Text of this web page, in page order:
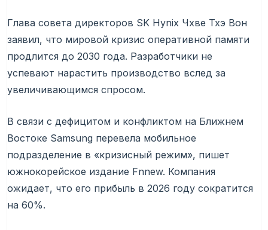
Глава совета директоров SK Hynix Чхве Тхэ Вон
заявил, что мировой кризис оперативной памяти
продлится до 2030 года. Разработчики не
успевают нарастить производство вслед за
увеличивающимся спросом.
В связи с дефицитом и конфликтом на Ближнем
Востоке Samsung перевела мобильное
подразделение в «кризисный режим», пишет
южнокорейское издание Fnnew. Компания
ожидает, что его прибыль в 2026 году сократится
на 60%.